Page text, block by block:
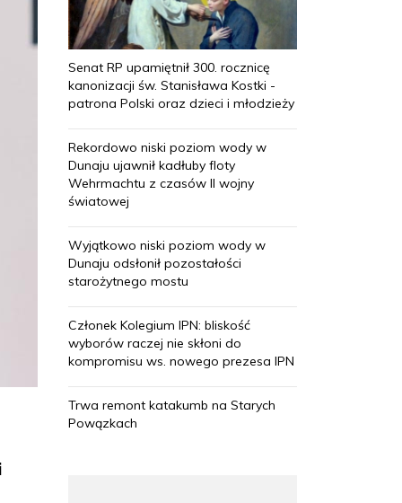
Senat RP upamiętnił 300. rocznicę
kanonizacji św. Stanisława Kostki -
patrona Polski oraz dzieci i młodzieży
Rekordowo niski poziom wody w
Dunaju ujawnił kadłuby floty
Wehrmachtu z czasów II wojny
światowej
Wyjątkowo niski poziom wody w
Dunaju odsłonił pozostałości
starożytnego mostu
Członek Kolegium IPN: bliskość
wyborów raczej nie skłoni do
kompromisu ws. nowego prezesa IPN
Trwa remont katakumb na Starych
Powązkach